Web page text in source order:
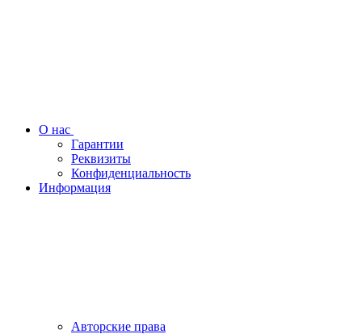
О нас
Гарантии
Реквизиты
Конфиденциальность
Информация
Авторские права